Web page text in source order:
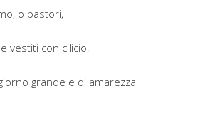
o pastori,
vestiti con cilicio,
grande e di amarezza